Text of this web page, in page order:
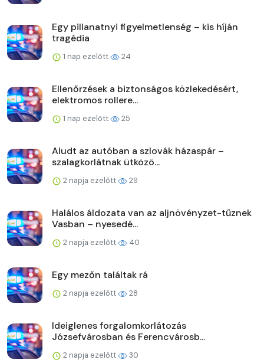
Egy pillanatnyi figyelmetlenség – kis híján
tragédia
1 nap ezelőtt 24
Ellenőrzések a biztonságos közlekedésért,
elektromos rollere...
1 nap ezelőtt 25
Aludt az autóban a szlovák házaspár –
szalagkorlátnak ütközö...
2 napja ezelőtt 29
Halálos áldozata van az aljnövényzet-tűznek
Vasban – nyesedé...
2 napja ezelőtt 40
Egy mezőn találtak rá
2 napja ezelőtt 28
Ideiglenes forgalomkorlátozás
Józsefvárosban és Ferencvárosb...
2 napja ezelőtt 30